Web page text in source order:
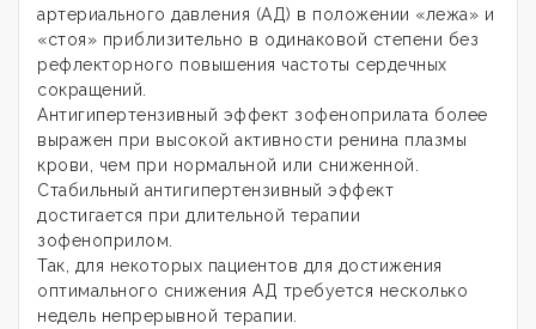
артериального давления (АД) в положении «лежа» и
«стоя» приблизительно в одинаковой степени без
рефлекторного повышения частоты сердечных
сокращений.
Антигипертензивный эффект зофеноприлата более
выражен при высокой активности ренина плазмы
крови, чем при нормальной или сниженной.
Стабильный антигипертензивный эффект
достигается при длительной терапии
зофеноприлом.
Так, для некоторых пациентов для достижения
оптимального снижения АД требуется несколько
недель непрерывной терапии.